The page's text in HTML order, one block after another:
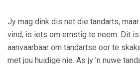
Jy mag dink dis net die tandarts,
vind, is iets om ernstig te neem. Dit
aanvaarbaar om tandartse oor te
met jou huidige nie. As jy 'n nuwe